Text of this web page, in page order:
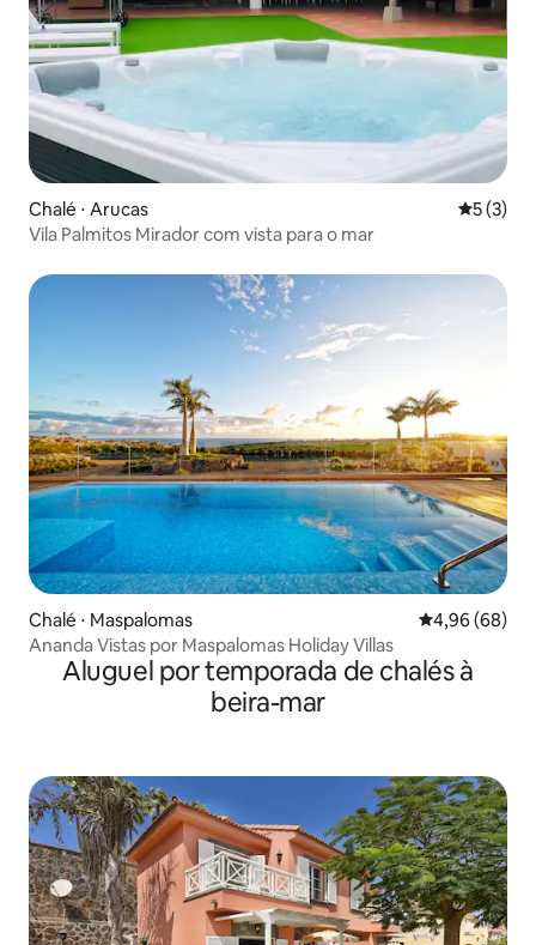
Chalé ⋅ Arucas 5 de
5 (3)
Vila Palmitos Mirador com vista para o mar
Chalé ⋅ Maspalomas 4,96 de uma
4,96 (68)
Ananda Vistas por Maspalomas Holiday Villas
Aluguel por temporada de chalés à
beira-mar